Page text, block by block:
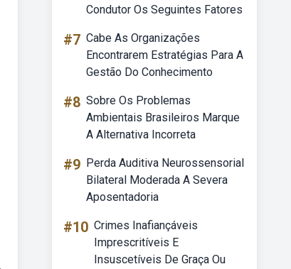
Condutor Os Seguintes Fatores
#7 Cabe As Organizações
Encontrarem Estratégias Para A
Gestão Do Conhecimento
#8 Sobre Os Problemas
Ambientais Brasileiros Marque
A Alternativa Incorreta
#9 Perda Auditiva Neurossensorial
Bilateral Moderada A Severa
Aposentadoria
#10 Crimes Inafiançáveis
Imprescritíveis E
Insuscetíveis De Graça Ou